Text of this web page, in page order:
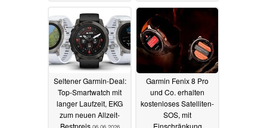
Seltener Garmin-Deal:
Top-Smartwatch mit
langer Laufzeit, EKG
zum neuen Allzeit-
Bestpreis
Garmin Fenix 8 Pro
und Co. erhalten
kostenloses Satelliten-
SOS, mit
Einschränkung